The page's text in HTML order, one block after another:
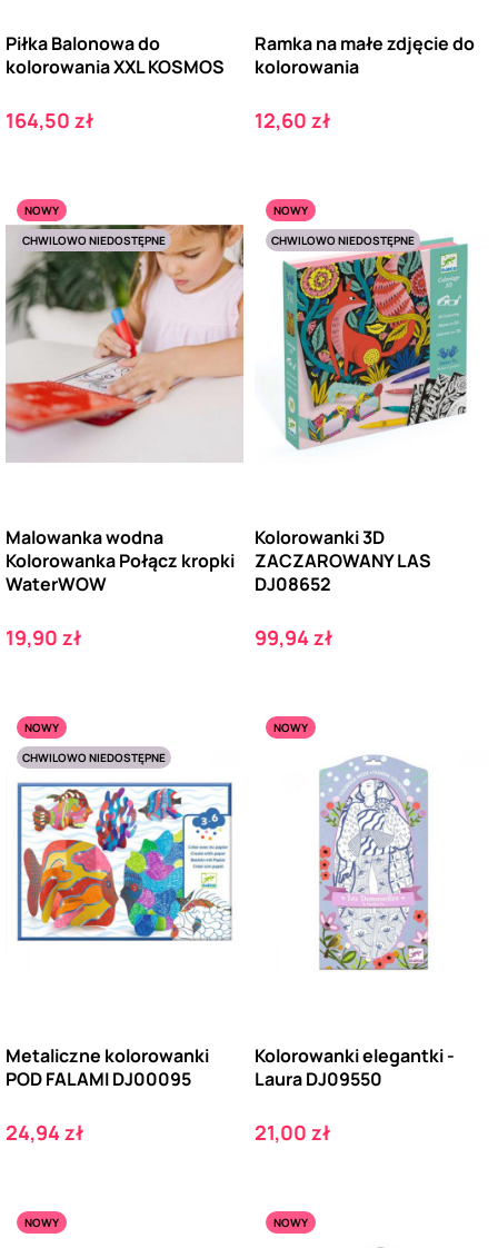
Piłka Balonowa do
kolorowania XXL KOSMOS
Cena
164,50 zł
Ramka na małe zdjęcie do
kolorowania
Cena
12,60 zł
NOWY
CHWILOWO NIEDOSTĘPNE
Malowanka wodna
Kolorowanka Połącz kropki
WaterWOW
Cena
19,90 zł
NOWY
CHWILOWO NIEDOSTĘPNE
Kolorowanki 3D
ZACZAROWANY LAS
DJ08652
Cena
99,94 zł
NOWY
CHWILOWO NIEDOSTĘPNE
Metaliczne kolorowanki
POD FALAMI DJ00095
Cena
24,94 zł
NOWY
Kolorowanki elegantki -
Laura DJ09550
Cena
21,00 zł
NOWY NOWY